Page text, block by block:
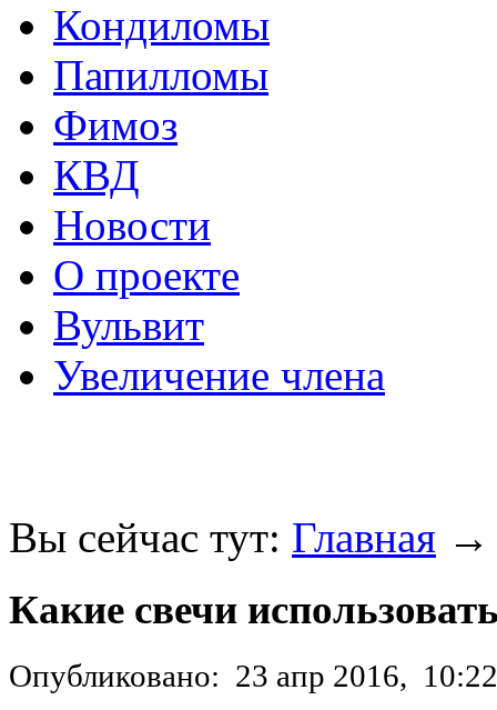
Кондиломы
Папилломы
Фимоз
КВД
Новости
О проекте
Вульвит
Увеличение члена
Вы сейчас тут: Главная
Какие свечи
Опубликовано: 23 апр 2016, 10:22